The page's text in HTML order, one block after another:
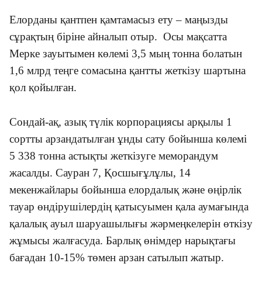
Елорданы қантпен қамтамасыз ету – маңызды
сұрақтың біріне айналып отыр. Осы мақсатта
Мерке зауытымен көлемі 3,5 мың тонна болатын
1,6 млрд теңге сомасына қантты жеткізу шартына
қол қойылған.
Сондай-ақ, азық түлік корпорациясы арқылы 1
сортты арзандатылған ұнды сату бойынша көлемі
5 338 тонна астықты жеткізуге меморандум
жасалды. Сауран 7, Қосшығұлұлы, 14
мекенжайлары бойынша елордалық және өңірлік
тауар өндірушілердің қатысуымен қала аумағында
қалалық ауыл шаруашылығы жәрмеңкелерін өткізу
жұмысы жалғасуда. Барлық өнімдер нарықтағы
бағадан 10-15% төмен арзан сатылып жатыр.